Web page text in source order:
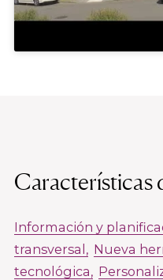
Características
Información y
transversal
Nueva
tecnológica